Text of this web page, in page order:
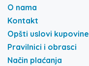
O nama
Kontakt
Opšti uslovi kupovine
Pravilnici i obrasci
Način plaćanja